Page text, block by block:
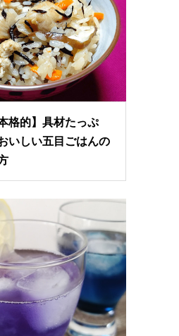
格的】具材たっぷ
いしい五目ごはんの